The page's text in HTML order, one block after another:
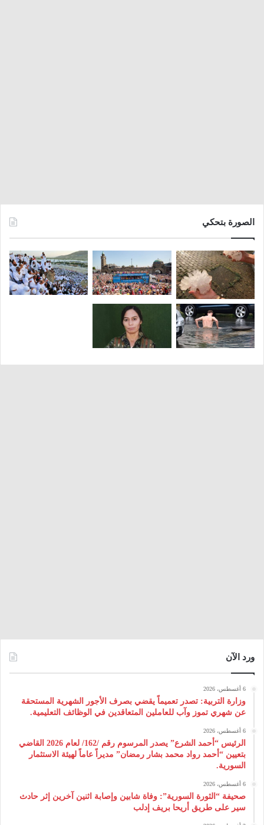
الصورة بتحكي
ورد الآن
6 أغسطس، 2026
وزارة التربية: تصدر تعميماً يقضي بصرف الأجور الشهرية المستحقة
عن شهري تموز وآب للعاملين المتعاقدين في الوظائف التعليمية.
6 أغسطس، 2026
الرئيس “أحمد الشرع” يصدر المرسوم رقم /162/ لعام 2026 ‌القاضي
بتعيين “أحمد رواد محمد بشار رمضان” مديراً عاماً لهيئة ‌الاستثمار
السورية.
6 أغسطس، 2026
صحيفة “الثورة السورية”: وفاة شابين وإصابة اثنين آخرين إثر حادث
سير على طريق أريحا بريف إدلب